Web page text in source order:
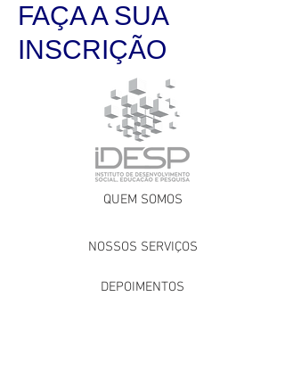
FAÇA A SUA
INSCRIÇÃO
QUEM SOMOS
NOSSOS SERVIÇOS
DEPOIMENTOS